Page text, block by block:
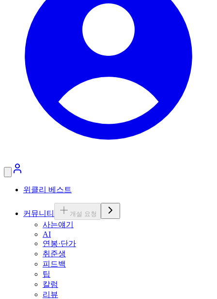
위클리 베스트
커뮤니티 개설 요청
사는얘기
AI
연봉·단가
취준생
피드백
팁
칼럼
리뷰